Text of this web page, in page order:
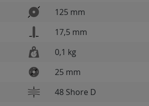
125 mm
17,5 mm
0,1 kg
25 mm
48 Shore D